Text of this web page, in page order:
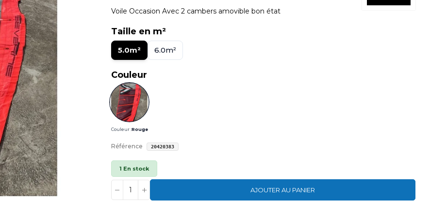
Voile Occasion Avec 2 cambers amovible bon état
Taille en m²
5.0m² 6.0m²
Couleur
Couleur :Rouge
Référence 20420383
1 En stock
AJOUTER AU PANIER